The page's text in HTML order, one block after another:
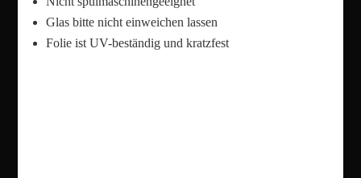
Glas bitte nicht einweichen lassen
Folie ist UV-beständig und kratzfest